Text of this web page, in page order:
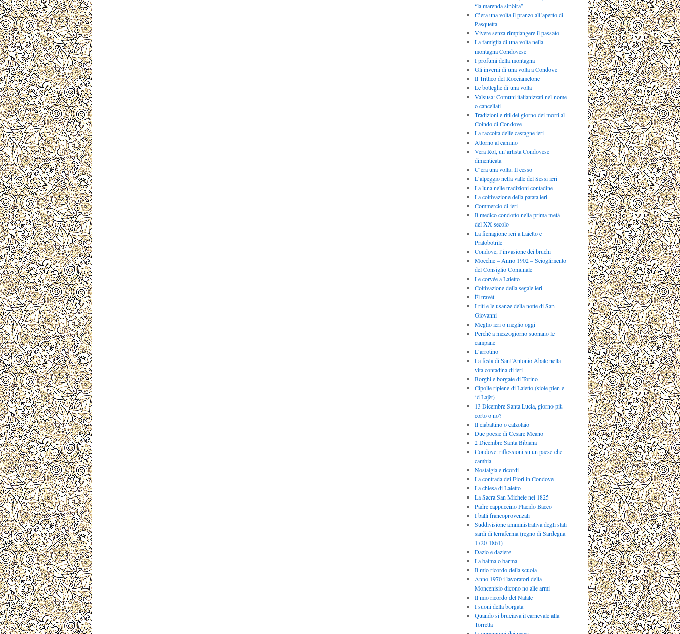
“la marenda sinòira”
C’era una volta il pranzo all’aperto di
Pasquetta
Vivere senza rimpiangere il passato
La famiglia di una volta nella
montagna Condovese
I profumi della montagna
Gli inverni di una volta a Condove
Il Trittico del Rocciamelone
Le botteghe di una volta
Valsusa: Comuni italianizzati nel nome
o cancellati
Tradizioni e riti del giorno dei morti al
Coindo di Condove
La raccolta delle castagne ieri
Attorno al camino
Vera Rol, un’artista Condovese
dimenticata
C’era una volta: Il cesso
L’alpeggio nella valle del Sessi ieri
La luna nelle tradizioni contadine
La coltivazione della patata ieri
Commercio di ieri
Il medico condotto nella prima metà
del XX secolo
La fienagione ieri a Laietto e
Pratobotrile
Condove, l’invasione dei bruchi
Mocchie – Anno 1902 – Scioglimento
del Consiglio Comunale
Le corvée a Laietto
Coltivazione della segale ieri
Ël travèt
I riti e le usanze della notte di San
Giovanni
Meglio ieri o meglio oggi
Perché a mezzogiorno suonano le
campane
L’arrotino
La festa di Sant’Antonio Abate nella
vita contadina di ieri
Borghi e borgate di Torino
Cipolle ripiene di Laietto (siole pien-e
‘d Lajèt)
13 Dicembre Santa Lucia, giorno più
corto o no?
Il ciabattino o calzolaio
Due poesie di Cesare Meano
2 Dicembre Santa Bibiana
Condove: riflessioni su un paese che
cambia
Nostalgia e ricordi
La contrada dei Fiori in Condove
La chiesa di Laietto
La Sacra San Michele nel 1825
Padre cappuccino Placido Bacco
I balli francoprovenzali
Suddivisione amministrativa degli stati
sardi di terraferma (regno di Sardegna
1720-1861)
Dazio e daziere
La balma o barma
Il mio ricordo della scuola
Anno 1970 i lavoratori della
Moncenisio dicono no alle armi
Il mio ricordo del Natale
I suoni della borgata
Quando si bruciava il carnevale alla
Torretta